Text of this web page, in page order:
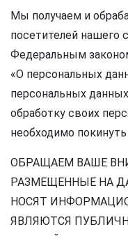
Мы получаем и
посетителей нашего
Федеральным
«О персональных
персональных
обработку своих
необходимо
ОБРАЩАЕМ ВАШЕ
РАЗМЕЩЕННЫЕ НА
НОСЯТ
ЯВЛЯЮТСЯ